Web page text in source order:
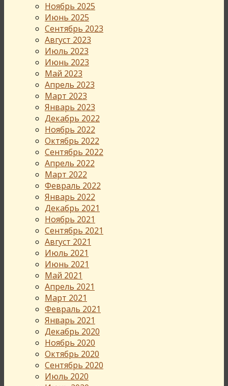
Ноябрь 2025
Июнь 2025
Сентябрь 2023
Август 2023
Июль 2023
Июнь 2023
Май 2023
Апрель 2023
Март 2023
Январь 2023
Декабрь 2022
Ноябрь 2022
Октябрь 2022
Сентябрь 2022
Апрель 2022
Март 2022
Февраль 2022
Январь 2022
Декабрь 2021
Ноябрь 2021
Сентябрь 2021
Август 2021
Июль 2021
Июнь 2021
Май 2021
Апрель 2021
Март 2021
Февраль 2021
Январь 2021
Декабрь 2020
Ноябрь 2020
Октябрь 2020
Сентябрь 2020
Июль 2020